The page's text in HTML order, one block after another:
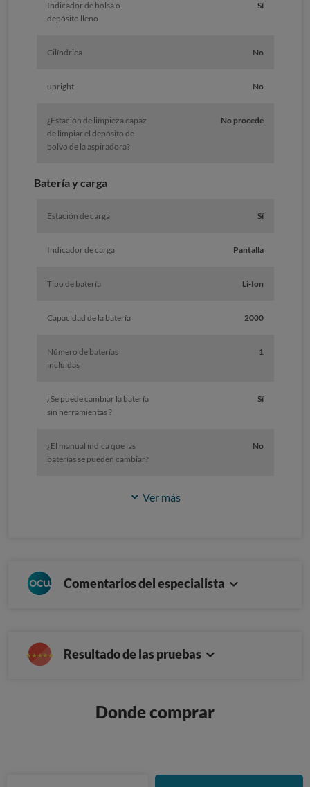
Indicador de bolsa o
depósito lleno
Sí
Cilíndrica No
upright No
¿Estación de limpieza capaz
de limpiar el depósito de
polvo de la aspiradora?
No procede
Batería y carga
Estación de carga Sí
Indicador de carga Pantalla
Tipo de batería Li-Ion
Capacidad de la batería 2000
Número de baterías
incluidas
1
¿Se puede cambiar la batería
sin herramientas ?
Sí
¿El manual indica que las
baterías se pueden cambiar?
No
Ver más
Comentarios del especialista
Resultado de las pruebas
Donde comprar